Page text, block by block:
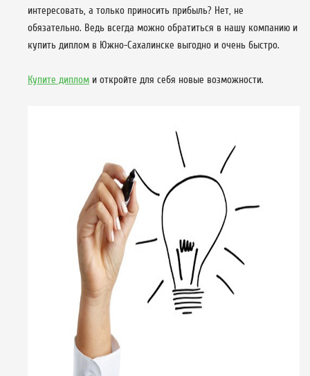
интересовать, а только приносить прибыль? Нет, не
обязательно. Ведь всегда можно обратиться в нашу компанию и
купить диплом в Южно-Сахалинске выгодно и очень быстро.
Купите диплом и откройте для себя новые возможности.